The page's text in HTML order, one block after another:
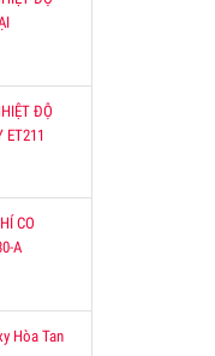
ĐỘ
ET211
CO
A
Hòa Tan